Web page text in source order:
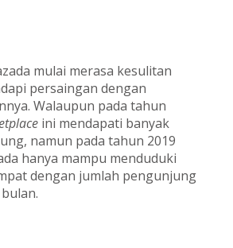
mulai merasa kesulitan
persaingan dengan
Walaupun pada tahun
ini mendapati banyak
namun pada tahun 2019
hanya mampu menduduki
dengan jumlah pengunjung